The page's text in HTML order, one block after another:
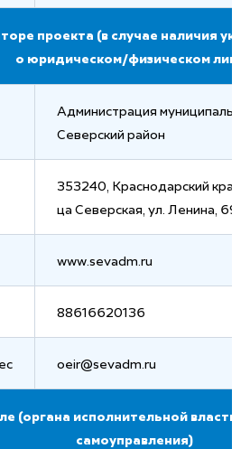
проекта (в случае наличия
о юридическом/физическом
Администрация
Северский район
353240, Краснодарский край,
ца Северская, ул. Ленина, 69
www.sevadm.ru
88616620136
oeir@sevadm.ru
(органа исполнительной власти
самоуправления)